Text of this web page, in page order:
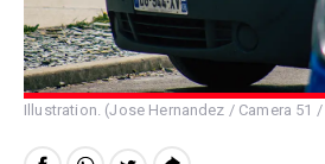
Illustration. (Jose Hernandez / Camera 51